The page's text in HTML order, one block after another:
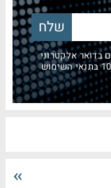
בדואר אלקטרוני